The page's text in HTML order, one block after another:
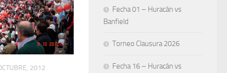
2012
Fecha 01 – Huracán vs
Banfield
Torneo Clausura 2026
Fecha 16 – Huracán vs